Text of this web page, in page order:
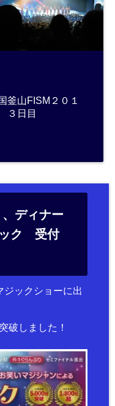
釜山FISM２０１
３日目
ディナー
ック 受付
ックショーに出
破しました！